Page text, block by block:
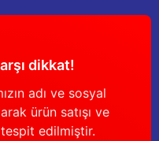
dikkat!
adı ve sosyal
ürün satışı ve
tespit edilmiştir.